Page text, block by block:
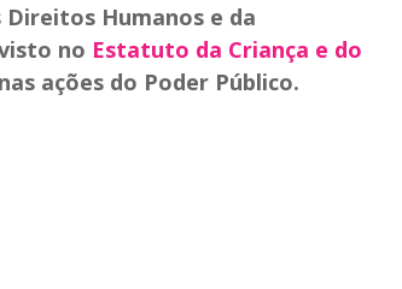
Humanos e da
no Estatuto da Criança e do
ações do Poder Público.